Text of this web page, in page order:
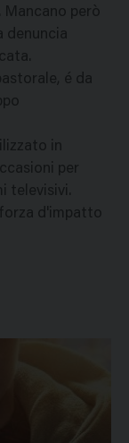
però
denuncia
é da
in
per
televisivi.
d'impatto